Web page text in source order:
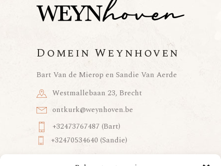
Domein Weynhoven
Bart Van de Mierop en Sandie Van Aerde
Westmallebaan 23, Brecht
ontkurk@weynhoven.be
+32473767487 (Bart)
+32470534640 (Sandie)